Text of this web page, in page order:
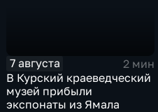
7 августа
2 мин
В Курский краеведческий
музей прибыли
экспонаты из Ямала